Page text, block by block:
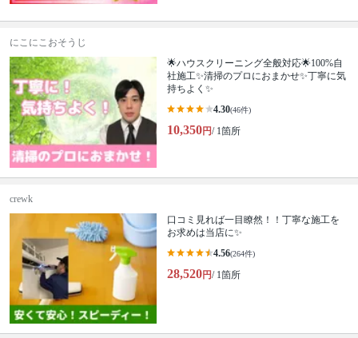
にこにこおそうじ
🌟ハウスクリーニング全般対応🌟100%自
社施工✨清掃のプロにおまかせ✨丁寧に気
持ちよく✨
4.30(46件)
10,350円/ 1箇所
crewk
口コミ見れば一目瞭然！！丁寧な施工を
お求めは当店に✨
4.56(264件)
28,520円/ 1箇所